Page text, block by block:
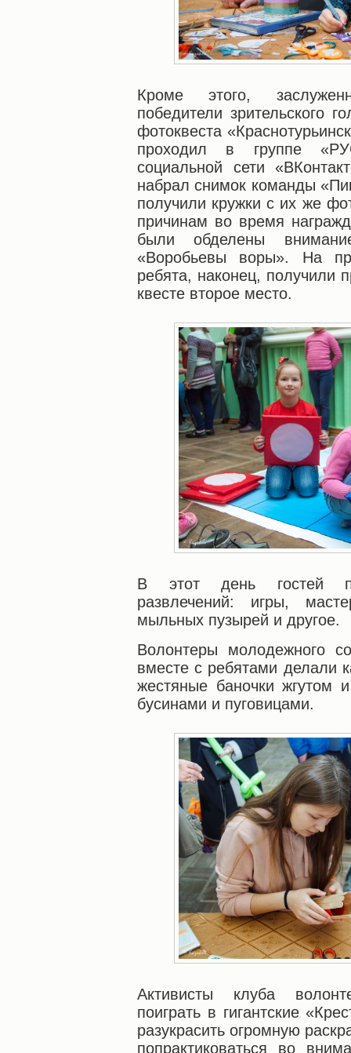
Кроме этого,
победители зрительского
фотоквеста
проходил в группе
социальной сети
набрал снимок команды
получили кружки с их же
причинам во время
были обделены
«Воробьевы воры». На
ребята, наконец, получили
квесте второе место.
В этот день гостей
развлечений: игры,
мыльных пузырей и другое.
Волонтеры молодежного
вместе с ребятами делали
жестяные баночки жгутом
бусинами и пуговицами.
Активисты клуба
поиграть в гигантские
разукрасить огромную
попрактиковаться во